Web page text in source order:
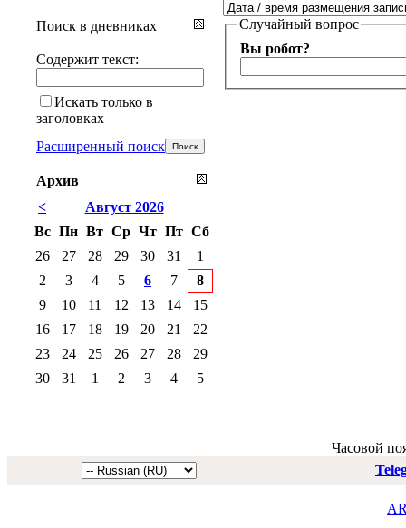
Случайный вопрос
Вы робот?
Поиск в дневниках
Содержит текст:
Искать только в
заголовках
Расширенный поиск
Архив
<
Август 2026
Вс Пн Вт Ср Чт Пт Сб
26
27 28 29 30 31
1
2
3 4 5 6 7
8
9
10 11 12 13 14
15
16
17 18 19 20 21
22
23
24 25 26 27 28
29
30
31 1 2 3 4 5
Часовой